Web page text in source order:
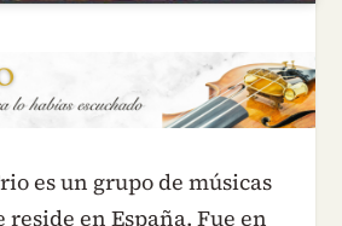
es un grupo de músicas
en España. Fue en